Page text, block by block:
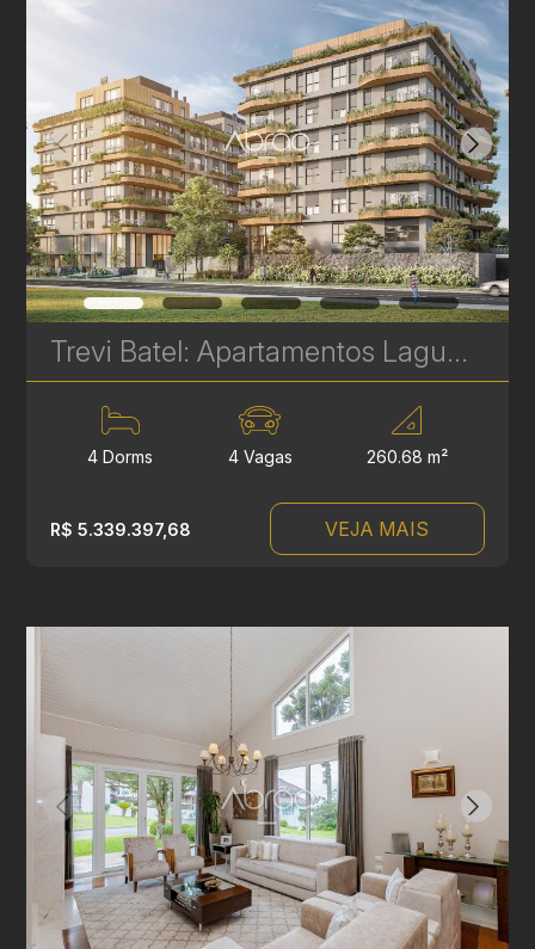
Trevi Batel: Apartamentos Laguna de Alto Padrão à venda no Batel - 4 Suítes - 260 m² | Ref. 1709
4 Dorms 4 Vagas 260.68 m²
R$ 5.339.397,68 VEJA MAIS